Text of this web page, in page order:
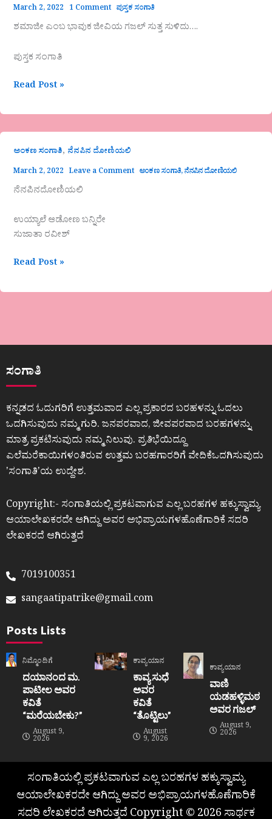
March 2, 2022 1 Comment ಪುಸ್ತಕ ಸಂಗಾತಿ
ಶಮಾಜೀ ಎಂಬ ಭಾವುಕ ಜೀವಿಯ ಗಜಲ್ ಸುತ್ತ ಸುಳಿದು….
ಪುಸ್ತಕ ಸಂಗಾತಿ
Read Post »
ಅಂಕಣ ಸಂಗಾತಿ, ನೆನಪಿನ ದೋಣಿಯಲಿ
March 2, 2022 Leave a Comment ಅಂಕಣ ಸಂಗಾತಿ,ನೆನಪಿನ ದೋಣಿಯಲಿ
ನೆನಪಿನದೋಣಿಯಲಿ
ಉಯ್ಯಾಲೆ ಆಡೋಣ ಬನ್ನಿರೇ
ಸುಜಾತಾ ರವೀಶ್
Read Post »
ಸಂಗಾತಿ
ಕನ್ನಡದ ಓದುಗರಿಗೆ ಉತ್ತಮವಾದ ಎಲ್ಲ ಪ್ರಕಾರದ ಬರಹಳನ್ನು ಓದಲು
ಒದಗಿಸುವುದು ನಮ್ಮ ಗುರಿ. ಜನಪರವಾದ, ಜೀವಪರವಾದ ಬರಹಗಳನ್ನು
ಮಾತ್ರ ಪ್ರಕಟಿಸುವುದು ನಮ್ಮ ನಿಲುವು. ಪ್ರತಿಭೆಯಿದ್ದೂ
ಎಲೆಮರೆಕಾಯಿಗಳಂತಿರುವ ಉತ್ತಮ ಬರಹಗಾರರಿಗೆ ವೇದಿಕೆಒದಗಿಸುವುದು
ʼಸಂಗಾತಿʼಯ ಉದ್ದೇಶ.
Copyright:- ಸಂಗಾತಿಯಲ್ಲಿ ಪ್ರಕಟವಾಗುವ ಎಲ್ಲ ಬರಹಗಳ ಹಕ್ಕುಸ್ವಾಮ್ಯ
ಆಯಾಲೇಖಕರದೇ ಆಗಿದ್ದು ಅವರ ಅಭಿಪ್ರಾಯಗಳಹೊಣೆಗಾರಿಕೆ ಸದರಿ
ಲೇಖಕರದೆ ಆಗಿರುತ್ತದೆ
7019100351
sangaatipatrike@gmail.com
Posts Lists
ನಿಮ್ಮೊಂದಿಗೆ
ದಯಾನಂದ ಮ.
ಪಾಟೀಲ ಅವರ
ಕವಿತೆ
“ಮರೆಯಬೇಕು?”
August 9,
2026
ಕಾವ್ಯಯಾನ
ಕಾವ್ಯ ಸುಧೆ
ಅವರ
ಕವಿತೆ
“ತೊಟ್ಟಿಲು”
August
9, 2026
ಕಾವ್ಯಯಾನ
ವಾಣಿ
ಯಡಹಳ್ಳಿಮಠ
ಅವರ ಗಜಲ್
August 9,
2026
ಸಂಗಾತಿಯಲ್ಲಿ ಪ್ರಕಟವಾಗುವ ಎಲ್ಲ ಬರಹಗಳ ಹಕ್ಕುಸ್ವಾಮ್ಯ
ಆಯಾಲೇಖಕರದೇ ಆಗಿದ್ದು ಅವರ ಅಭಿಪ್ರಾಯಗಳಹೊಣೆಗಾರಿಕೆ
ಸದರಿ ಲೇಖಕರದೆ ಆಗಿರುತ್ತದೆ Copyright © 2026 ಸಾರ್ಥಕ